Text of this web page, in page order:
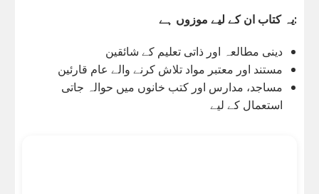
یہ کتاب ان کے لیے موزوں ہے:
دینی مطالعہ اور ذاتی تعلیم کے شائقین
مستند اور معتبر مواد تلاش کرنے والے عام قارئین
مساجد، مدارس اور کتب خانوں میں حوالہ جاتی
استعمال کے لیے